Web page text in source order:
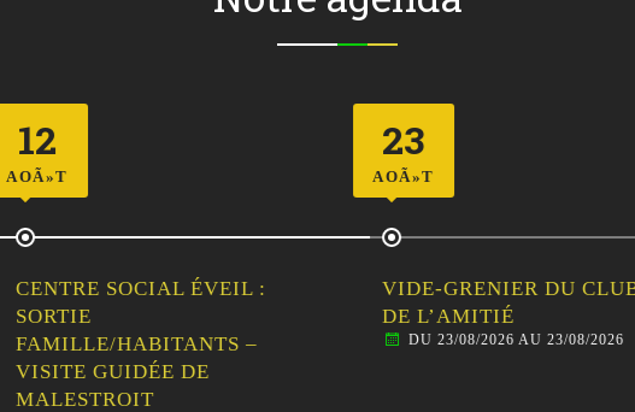
12
AOÃ»T
CENTRE SOCIAL ÉVEIL :
SORTIE
FAMILLE/HABITANTS –
VISITE GUIDÉE DE
MALESTROIT
23
AOÃ»T
VIDE-GRENIER DU CLUB
DE L’AMITIÉ
DU 23/08/2026 AU 23/08/2026